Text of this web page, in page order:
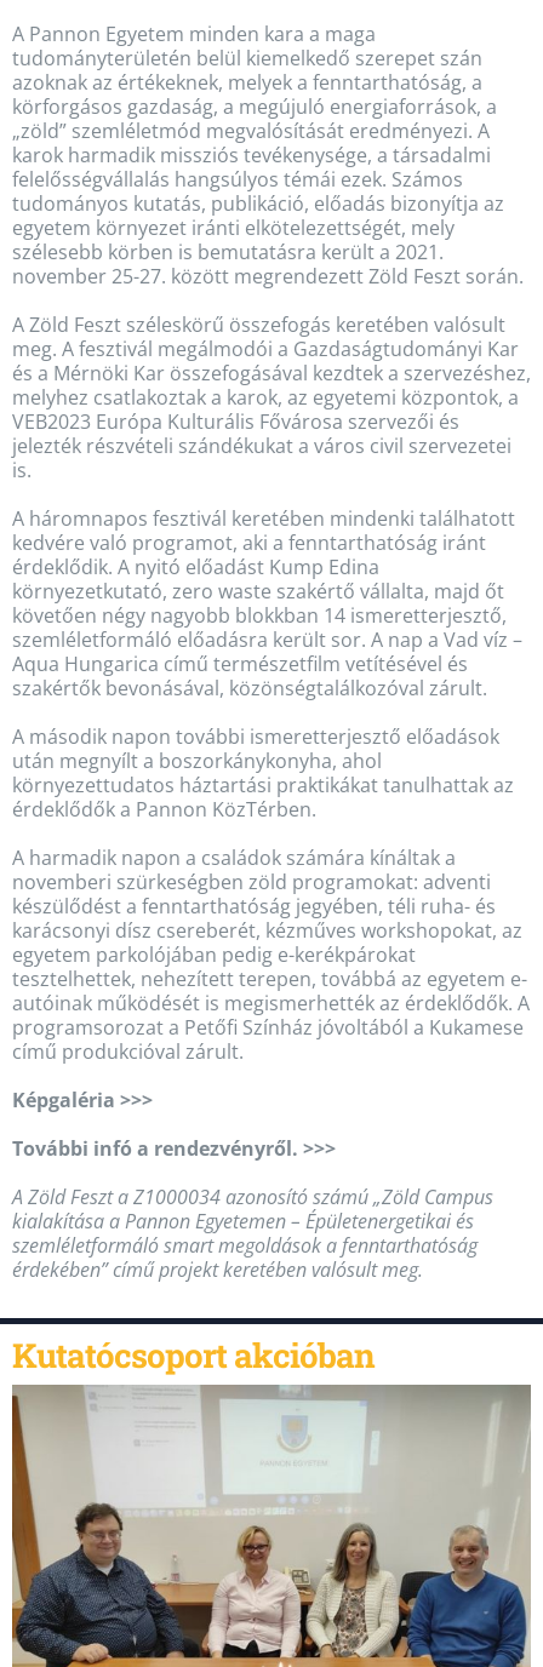
A Pannon Egyetem minden kara a maga
tudományterületén belül kiemelkedő szerepet szán
azoknak az értékeknek, melyek a fenntarthatóság, a
körforgásos gazdaság, a megújuló energiaforrások, a
„zöld” szemléletmód megvalósítását eredményezi. A
karok harmadik missziós tevékenysége, a társadalmi
felelősségvállalás hangsúlyos témái ezek. Számos
tudományos kutatás, publikáció, előadás bizonyítja az
egyetem környezet iránti elkötelezettségét, mely
szélesebb körben is bemutatásra került a 2021.
november 25-27. között megrendezett Zöld Feszt során.
A Zöld Feszt széleskörű összefogás keretében valósult
meg. A fesztivál megálmodói a Gazdaságtudományi Kar
és a Mérnöki Kar összefogásával kezdtek a szervezéshez,
melyhez csatlakoztak a karok, az egyetemi központok, a
VEB2023 Európa Kulturális Fővárosa szervezői és
jelezték részvételi szándékukat a város civil szervezetei
is.
A háromnapos fesztivál keretében mindenki találhatott
kedvére való programot, aki a fenntarthatóság iránt
érdeklődik. A nyitó előadást Kump Edina
környezetkutató, zero waste szakértő vállalta, majd őt
követően négy nagyobb blokkban 14 ismeretterjesztő,
szemléletformáló előadásra került sor. A nap a Vad víz –
Aqua Hungarica című természetfilm vetítésével és
szakértők bevonásával, közönségtalálkozóval zárult.
A második napon további ismeretterjesztő előadások
után megnyílt a boszorkánykonyha, ahol
környezettudatos háztartási praktikákat tanulhattak az
érdeklődők a Pannon KözTérben.
A harmadik napon a családok számára kínáltak a
novemberi szürkeségben zöld programokat: adventi
készülődést a fenntarthatóság jegyében, téli ruha- és
karácsonyi dísz csereberét, kézműves workshopokat, az
egyetem parkolójában pedig e-kerékpárokat
tesztelhettek, nehezített terepen, továbbá az egyetem e-
autóinak működését is megismerhették az érdeklődők. A
programsorozat a Petőfi Színház jóvoltából a Kukamese
című produkcióval zárult.
Képgaléria >>>
További infó a rendezvényről. >>>
A Zöld Feszt a Z1000034 azonosító számú „Zöld Campus
kialakítása a Pannon Egyetemen – Épületenergetikai és
szemléletformáló smart megoldások a fenntarthatóság
érdekében” című projekt keretében valósult meg.
Kutatócsoport akcióban